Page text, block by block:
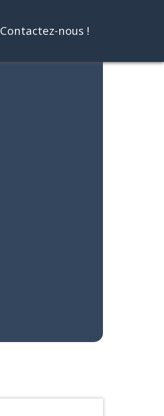
Contactez-nous !